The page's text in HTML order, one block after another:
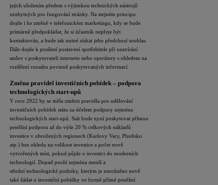
jejich uložením předem s výjimkou technických nástrojů
nezbytných pro fungování stránky. Na stejném principu
dojde i ke změně v telefonickém marketingu, kdy se bude
primárně předpokládat, že si účastník nepřeje být
kontaktován, a bude tak nutné získat jeho předchozí souhlas.
Dále dojde k posílení postavení spotřebitele při uzavírání
smluv s poskytovateli internetu nebo operátory s ohledem na
rozšíření rozsahu povinně poskytovaných informací.
Změna pravidel investičních pobídek – podpora
technologických start-upů
V roce 2022 by se měla změnit pravidla pro udělování
investičních pobídek státu za účelem podpory zejména
technologických start-upů. Stát bude nyní poskytovat přímou
peněžní podporu až do výše 20 % celkových nákladů
investice v ohrožených regionech (Karlovy Vary, Plzeňsko
atp.) bez ohledu na velikost investice a počet nově
vytvořených míst, pokud půjde o investici do moderních
technologií. Dopad pocítí zejména menší a
střední technologické podniky, kterým je umožněno nově
také žádat o investiční pobídky ve formě přímé peněžní